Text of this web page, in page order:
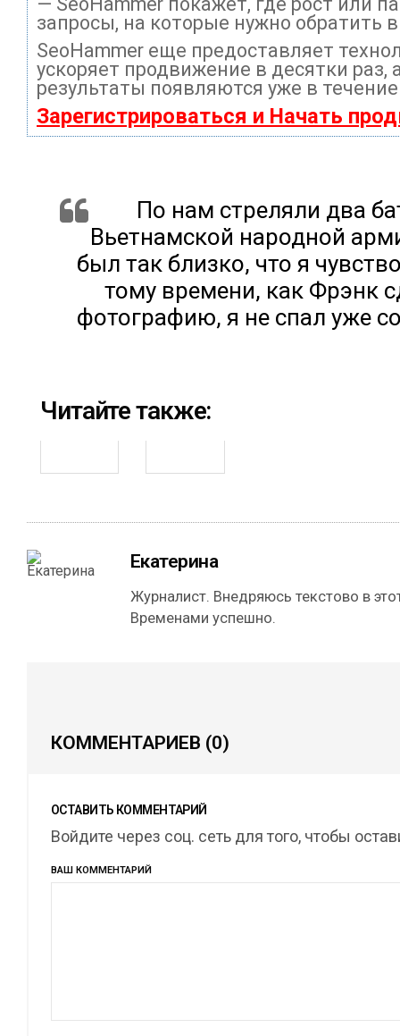
запросы, на которые нужно обратить
SeoHammer еще предоставляет
ускоряет продвижение в десятки раз,
результаты появляются уже в
Зарегистрироваться и Начать
По нам стреляли два
Вьетнамской народной
был так близко, что я
тому времени, как Фрэнк
фотографию, я не спал уже
Читайте также:
Екатерина
Журналист. Внедряюсь текстово в
Временами успешно.
КОММЕНТАРИЕВ (0)
ОСТАВИТЬ КОММЕНТАРИЙ
Войдите через соц. сеть для того, чтобы
ВАШ КОММЕНТАРИЙ